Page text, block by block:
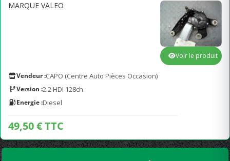
MARQUE VALEO
Vendeur :CAPO (Centre Auto Pièces Occasion)
Version :2.2 HDI 128ch
Energie :Diesel
49,50 € TTC
Voir le produit